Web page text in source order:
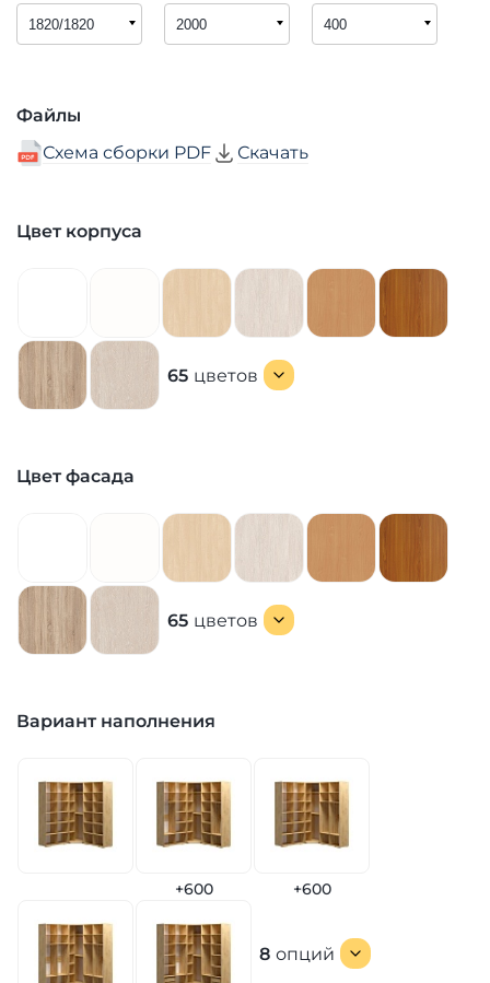
Файлы
Схема сборки PDF
Скачать
Цвет корпуса
65 цветов
Цвет фасада
65 цветов
Вариант наполнения
+600 +600
8 опций